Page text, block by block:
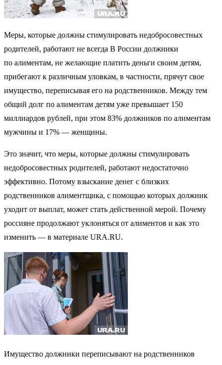
Меры, которые должны стимулировать недобросовестных
родителей, работают не всегда В России должники
по алиментам, не желающие платить деньги своим детям,
прибегают к различным уловкам, в частности, прячут свое
имущество, переписывая его на родственников. Между тем
общий долг по алиментам детям уже превышает 150
миллиардов рублей, при этом 83% должников по алиментам
мужчины и 17% — женщины.
Это значит, что меры, которые должны стимулировать
недобросовестных родителей, работают недостаточно
эффективно. Потому взыскание денег с близких
родственников алиментщика, с помощью которых должник
уходит от выплат, может стать действенной мерой. Почему
россияне продолжают уклоняться от алиментов и как это
изменить — в материале URA.RU.
Имущество должники переписывают на родственников